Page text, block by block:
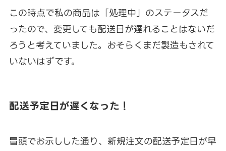
この時点で私の商品は「処理中」のステータスだ
ったので、変更しても配送日が遅れることはないだ
ろうと考えていました。おそらくまだ製造もされて
いないはずです。
配送予定日が遅くなった！
冒頭でお示しした通り、新規注文の配送予定日が早